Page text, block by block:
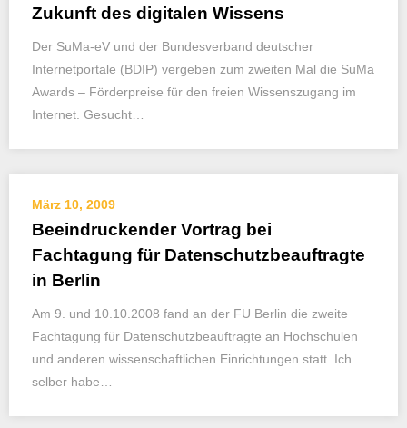
Zukunft des digitalen Wissens
Der SuMa-eV und der Bundesverband deutscher
Internetportale (BDIP) vergeben zum zweiten Mal die SuMa
Awards – Förderpreise für den freien Wissenszugang im
Internet. Gesucht…
März 10, 2009
Beeindruckender Vortrag bei
Fachtagung für Datenschutzbeauftragte
in Berlin
Am 9. und 10.10.2008 fand an der FU Berlin die zweite
Fachtagung für Datenschutzbeauftragte an Hochschulen
und anderen wissenschaftlichen Einrichtungen statt. Ich
selber habe…